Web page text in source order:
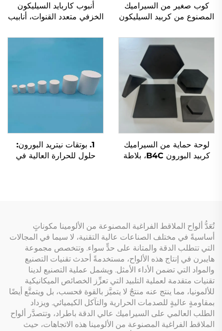
كوب صغير من السيراميك
المصنوع من كربيد السيليكون
أنبوب كاربايد السيليكون
الخزفي متعدد القنوات، أنابيب
السيليكون
لوحة حماية من السيراميك
كربيد البورون B4C، بلاطة
1. بوتقات نيتريد البورون:
حلول للحرارة العالية في
تُعَدُّ ألواح الملاقط الفراغية المصنوعة من الألومينا مكوناتٍ
أساسيةً في مختلف الصناعات عالية التقنية، لا سيما في المجالات
التي تتطلب الدقة والمتانة على حدٍّ سواء. وتتخصص مجموعة
هايبرن في إنتاج هذه الألواح، مستخدمةً أحدث تقنيات التصنيع
والمواد التي تضمن الأداء الأمثل. ويشمل عملية التصنيع لدينا
تقنيات متقدمة لعملية التلبيد التي تعزِّز الخصائص الميكانيكية
للألمونيا، مما ينتج عنه منتجٌ لا يتميَّز بالقوة فحسب، بل ويتمتَّع أيضًا
بمقاومةٍ عاليةٍ للصدمات الحرارية والتآكل الكيميائي. ويزداد
الطلب العالمي على السيراميك عالي الدقة باطراد، وتتصدَّر ألواح
الملاقط الفراغية المصنوعة من الألومينا هذه الاتجاهات، حيث